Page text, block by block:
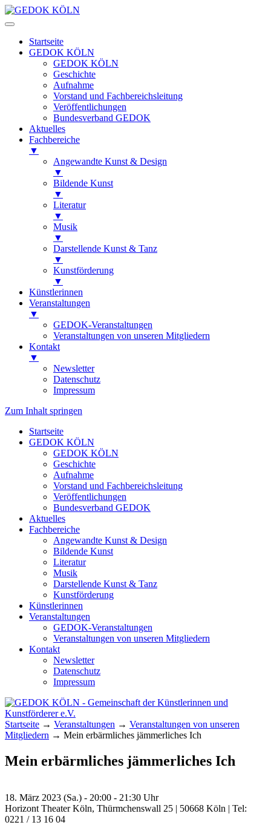
Startseite
GEDOK KÖLN
GEDOK KÖLN
Geschichte
Aufnahme
Vorstand und Fachbereichsleitung
Veröffentlichungen
Bundesverband GEDOK
Aktuelles
Fachbereiche
▼
Angewandte Kunst & Design
▼
Bildende Kunst
▼
Literatur
▼
Musik
▼
Darstellende Kunst & Tanz
▼
Kunstförderung
▼
Künstlerinnen
Veranstaltungen
▼
GEDOK-Veranstaltungen
Veranstaltungen von unseren Mitgliedern
Kontakt
▼
Newsletter
Datenschutz
Impressum
Zum Inhalt springen
Startseite
GEDOK KÖLN
GEDOK KÖLN
Geschichte
Aufnahme
Vorstand und Fachbereichsleitung
Veröffentlichungen
Bundesverband GEDOK
Aktuelles
Fachbereiche
Angewandte Kunst & Design
Bildende Kunst
Literatur
Musik
Darstellende Kunst & Tanz
Kunstförderung
Künstlerinnen
Veranstaltungen
GEDOK-Veranstaltungen
Veranstaltungen von unseren Mitgliedern
Kontakt
Newsletter
Datenschutz
Impressum
GEDOK KÖLN
Gemeinschaft der Künstlerinnen und
Kunstförderer e.V.
Startseite → Veranstaltungen → Veranstaltungen von unseren
Mitgliedern → Mein erbärmliches jämmerliches Ich
Mein erbärmliches jämmerliches Ich
18. März 2023 (Sa.) - 20:00 - 21:30 Uhr
Horizont Theater Köln, Thürmchenswall 25 | 50668 Köln | Tel:
0221 / 13 16 04